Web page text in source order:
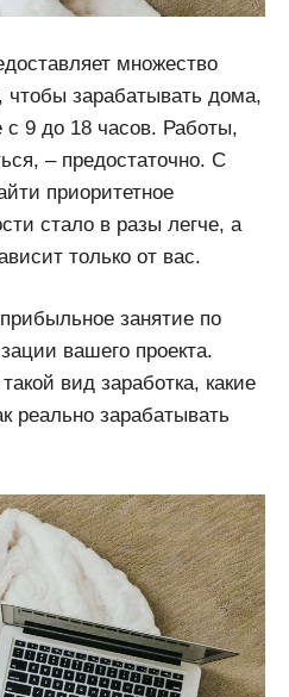
множество
чтобы зарабатывать дома,
9 до 18 часов. Работы,
– предостаточно. С
приоритетное
стало в разы легче, а
только от вас.
занятие по
вашего проекта.
вид заработка, какие
реально зарабатывать